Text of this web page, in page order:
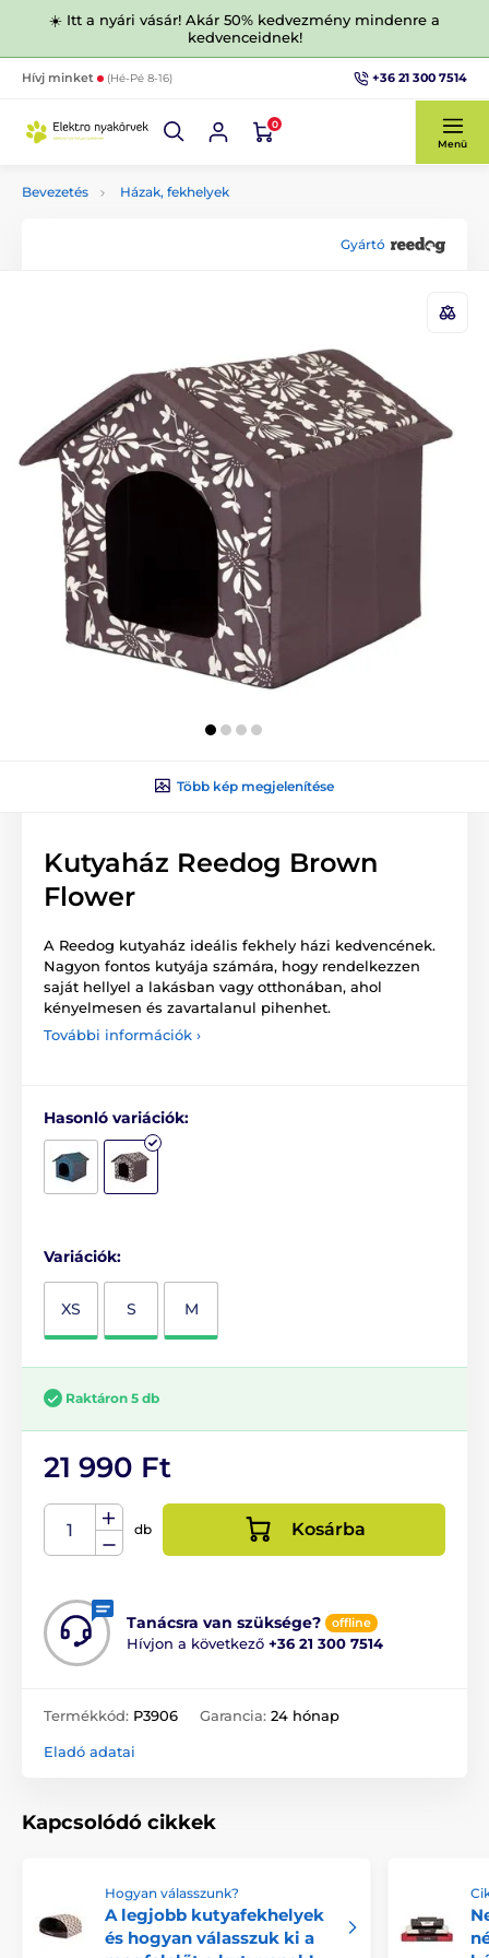
☀️ Itt a nyári vásár! Akár 50% kedvezmény mindenre a
kedvenceidnek!
Hívj minket (Hé-Pé 8-16) +36 21 300 7514
0
Menü
Bevezetés Házak, fekhelyek
Gyártó
Több kép megjelenítése
Kutyaház Reedog Brown
Flower
A Reedog kutyaház ideális fekhely házi kedvencének.
Nagyon fontos kutyája számára, hogy rendelkezzen
saját hellyel a lakásban vagy otthonában, ahol
kényelmesen és zavartalanul pihenhet.
További információk ›
Hasonló variációk:
Variációk:
XS S M
Raktáron 5 db
21 990 Ft
db Kosárba
Tanácsra van szüksége? offline
Hívjon a következő +36 21 300 7514
Termékkód: P3906 Garancia: 24 hónap
Eladó adatai
Kapcsolódó cikkek
Hogyan válasszunk?
A legjobb kutyafekhelyek
és hogyan válasszuk ki a